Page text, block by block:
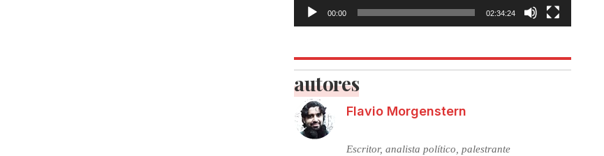
00:00 02:34:24
autores
Flavio Morgenstern
Escritor, analista político, palestrante